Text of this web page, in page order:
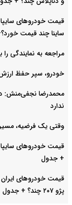
ساینا چند قیمت
مراجعه به نمایندگی را
خودرو، سپر حفظ ارزش
محمدرضا نجفی‌منش:
ندارد
وقتی یک فرضیه،
+ جدول
پژو ۲۰۷ چند؟ + جدول